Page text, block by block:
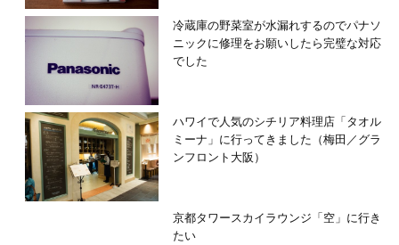
冷蔵庫の野菜室が水漏れするのでパナソ
ニックに修理をお願いしたら完璧な対応
でした
ハワイで人気のシチリア料理店「タオル
ミーナ」に行ってきました（梅田／グラ
ンフロント大阪）
京都タワースカイラウンジ「空」に行き
たい